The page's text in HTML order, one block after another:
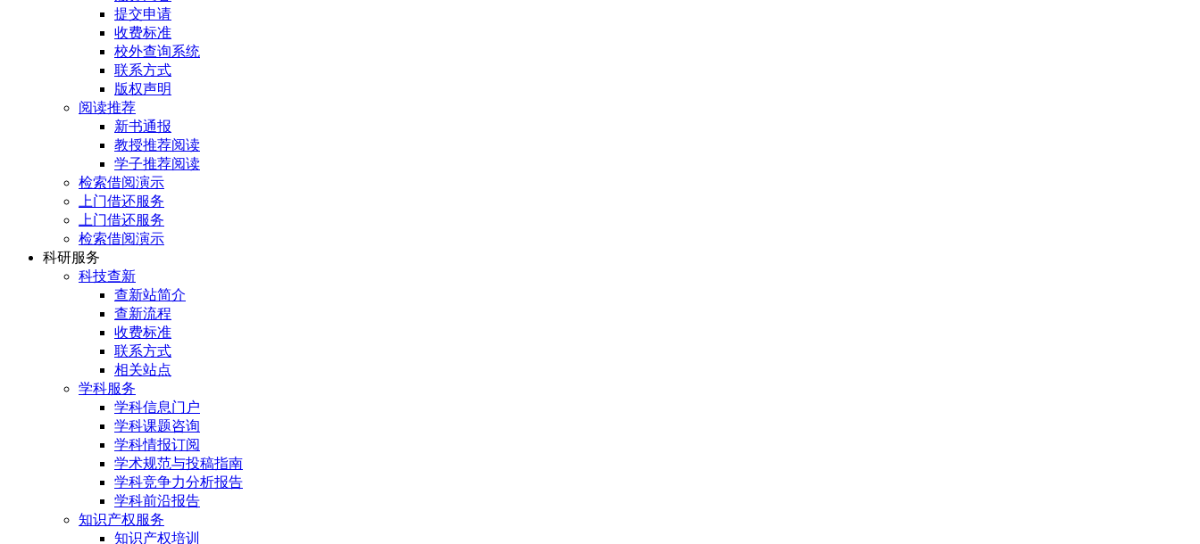
提交申请
收费标准
校外查询系统
联系方式
版权声明
阅读推荐
新书通报
教授推荐阅读
学子推荐阅读
检索借阅演示
上门借还服务
上门借还服务
检索借阅演示
科研服务
科技查新
查新站简介
查新流程
收费标准
联系方式
相关站点
学科服务
学科信息门户
学科课题咨询
学科情报订阅
学术规范与投稿指南
学科竞争力分析报告
学科前沿报告
知识产权服务
知识产权培训